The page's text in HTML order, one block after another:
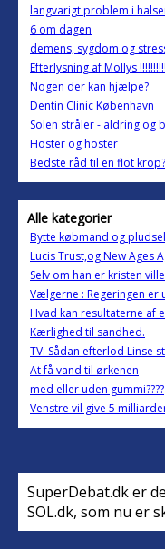
langvarigt problem i
6 om dagen
demens, sygdom og
Efterlysning af Mollys
Nogen der kan hjælpe?
Dentin Clinic København
Solen stråler - aldring og
Hoster og hoster
Bedste råd til en flot krop?
Alle kategorier
Bytte købmand og
Lucis Trust,og New Ages
Selv om han er kristen
Vælgerne : Regeringen
Hvad kan resultaterne af
Kærlighed til sandhed.
TV: Sådan efterlod Linse
At få vand til ørkenen
med eller uden gummi????
Venstre vil give 5
SuperDebat.dk er
SOL.dk, som nu er